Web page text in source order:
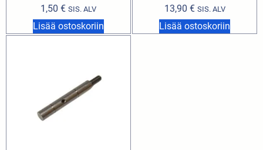
1,50 € SIS. ALV
Lisää ostoskoriin
13,90 € SIS. ALV
Lisää ostoskoriin